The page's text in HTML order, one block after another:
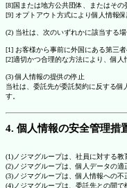
[8]国または地方公共団体、またはそ
[9] オプトアウト方式により個人情報
(2) 当社は、次のいずれかに該当する
[1] お客様から事前に外国にある第三
[2]適切かつ合理的な方法により、個
(3) 個人情報の提供の停止
当社は、委託先が委託契約に反する
す。
4. 個人情報の安全管理措
(1)ノジマグループは、社員に対する
(2)ノジマグループは、個人データの
(3)ノジマグループは、個人情報への
(4)ノジマグループは、委託先との間